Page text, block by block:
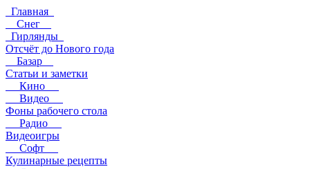
Главная
Снег
Гирлянды
Отсчёт до Нового года
Базар
Статьи и заметки
Кино
Видео
Фоны рабочего стола
Радио
Видеоигры
Софт
Кулинарные рецепты